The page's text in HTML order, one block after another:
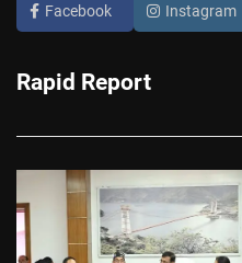
Facebook Instagram
Rapid Report